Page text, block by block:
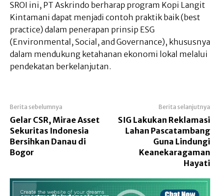
SROI ini, PT Askrindo berharap program Kopi Langit
Kintamani dapat menjadi contoh praktik baik (best
practice) dalam penerapan prinsip ESG
(Environmental, Social, and Governance), khususnya
dalam mendukung ketahanan ekonomi lokal melalui
pendekatan berkelanjutan.
Berita sebelumnya
Gelar CSR, Mirae Asset
Sekuritas Indonesia
Bersihkan Danau di
Bogor
Berita selanjutnya
SIG Lakukan Reklamasi
Lahan Pascatambang
Guna Lindungi
Keanekaragaman
Hayati